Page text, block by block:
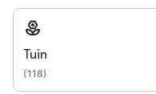
Tuin
(118)